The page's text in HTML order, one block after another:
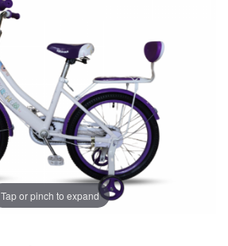
Tap or pinch to expand